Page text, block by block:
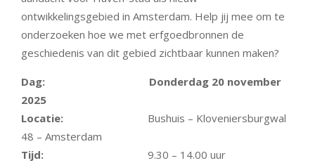
ontwikkelingsgebied in Amsterdam. Help jij mee om te
onderzoeken hoe we met erfgoedbronnen de
geschiedenis van dit gebied zichtbaar kunnen maken?
Dag:
Donderdag 20 november
2025
Locatie: Bushuis – Kloveniersburgwal
48 – Amsterdam
Tijd:
9.30 – 14.00 uur